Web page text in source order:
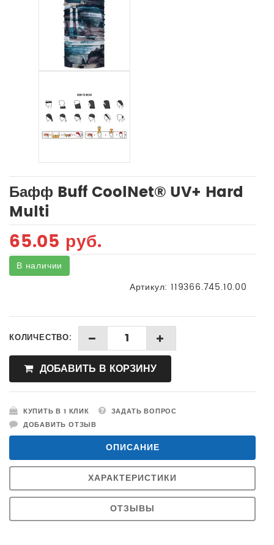
Бафф Buff CoolNet® UV+ Hard
Multi
65.05 руб.
В наличии
Артикул: 119366.745.10.00
КОЛИЧЕСТВО:
ДОБАВИТЬ В КОРЗИНУ
КУПИТЬ В 1 КЛИК
ЗАДАТЬ ВОПРОС
ДОБАВИТЬ ОТЗЫВ
ОПИСАНИЕ
ХАРАКТЕРИСТИКИ
ОТЗЫВЫ